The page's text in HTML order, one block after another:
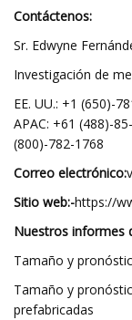
Contáctenos:
Sr. Edwyne
Investigación de
EE. UU.: +1 (650)-
APAC: +61 (488)-
(800)-782-1768
Correo electrónico:
Sitio web:-https://
Nuestros informes
Tamaño y
Tamaño y
prefabricadas